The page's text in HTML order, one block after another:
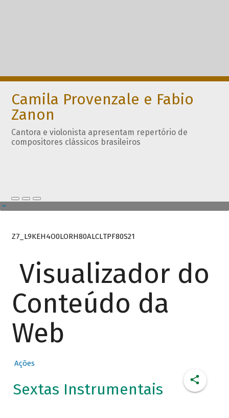
Camila Provenzale e Fabio
Zanon
Cantora e violonista apresentam repertório de
compositores clássicos brasileiros
Z7_L9KEH4O0LORH80ALCLTPF80S21
Visualizador do
Conteúdo da
Web
Ações
Sextas Instrumentais